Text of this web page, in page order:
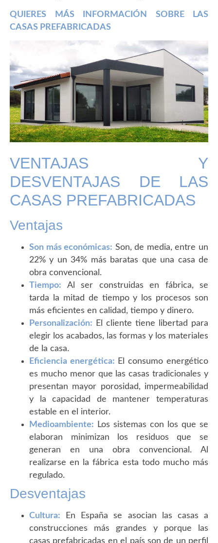
QUIERES MÁS INFORMACIÓN SOBRE LAS
CASAS PREFABRICADAS
VENTAJAS Y
DESVENTAJAS DE LAS
CASAS PREFABRICADAS
Ventajas
Son más económicas: Son, de media, entre un
22% y un 34% más baratas que una casa de
obra convencional.
Tiempo: Al ser construidas en fábrica, se
tarda la mitad de tiempo y los procesos son
más eficientes en calidad, tiempo y dinero.
Personalización: El cliente tiene libertad para
elegir los acabados, las formas y los materiales
de la casa.
Eficiencia energética: El consumo energético
es mucho menor que las casas tradicionales y
presentan mayor porosidad, impermeabilidad
y la capacidad de mantener temperaturas
estable en el interior.
Medioambiente: Los sistemas con los que se
elaboran minimizan los residuos que se
generan en una obra convencional. Al
realizarse en la fábrica esta todo mucho más
regulado.
Desventajas
Cultura: En España se asocian las casas a
construcciones más grandes y porque las
casas prefabricadas en el país son de un perfil